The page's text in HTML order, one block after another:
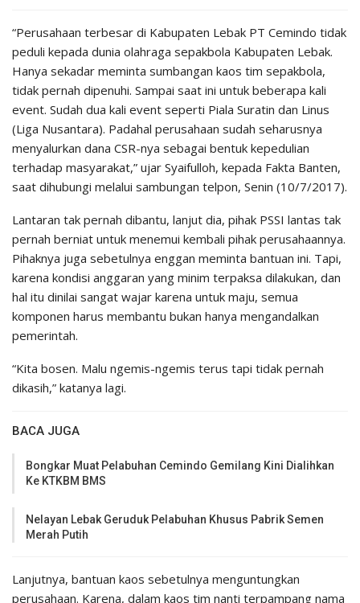
“Perusahaan terbesar di Kabupaten Lebak PT Cemindo tidak
peduli kepada dunia olahraga sepakbola Kabupaten Lebak.
Hanya sekadar meminta sumbangan kaos tim sepakbola,
tidak pernah dipenuhi. Sampai saat ini untuk beberapa kali
event. Sudah dua kali event seperti Piala Suratin dan Linus
(Liga Nusantara). Padahal perusahaan sudah seharusnya
menyalurkan dana CSR-nya sebagai bentuk kepedulian
terhadap masyarakat,” ujar Syaifulloh, kepada Fakta Banten,
saat dihubungi melalui sambungan telpon, Senin (10/7/2017).
Lantaran tak pernah dibantu, lanjut dia, pihak PSSI lantas tak
pernah berniat untuk menemui kembali pihak perusahaannya.
Pihaknya juga sebetulnya enggan meminta bantuan ini. Tapi,
karena kondisi anggaran yang minim terpaksa dilakukan, dan
hal itu dinilai sangat wajar karena untuk maju, semua
komponen harus membantu bukan hanya mengandalkan
pemerintah.
“Kita bosen. Malu ngemis-ngemis terus tapi tidak pernah
dikasih,” katanya lagi.
BACA JUGA
Bongkar Muat Pelabuhan Cemindo Gemilang Kini Dialihkan
Ke KTKBM BMS
Nelayan Lebak Geruduk Pelabuhan Khusus Pabrik Semen
Merah Putih
Lanjutnya, bantuan kaos sebetulnya menguntungkan
perusahaan. Karena, dalam kaos tim nanti terpampang nama